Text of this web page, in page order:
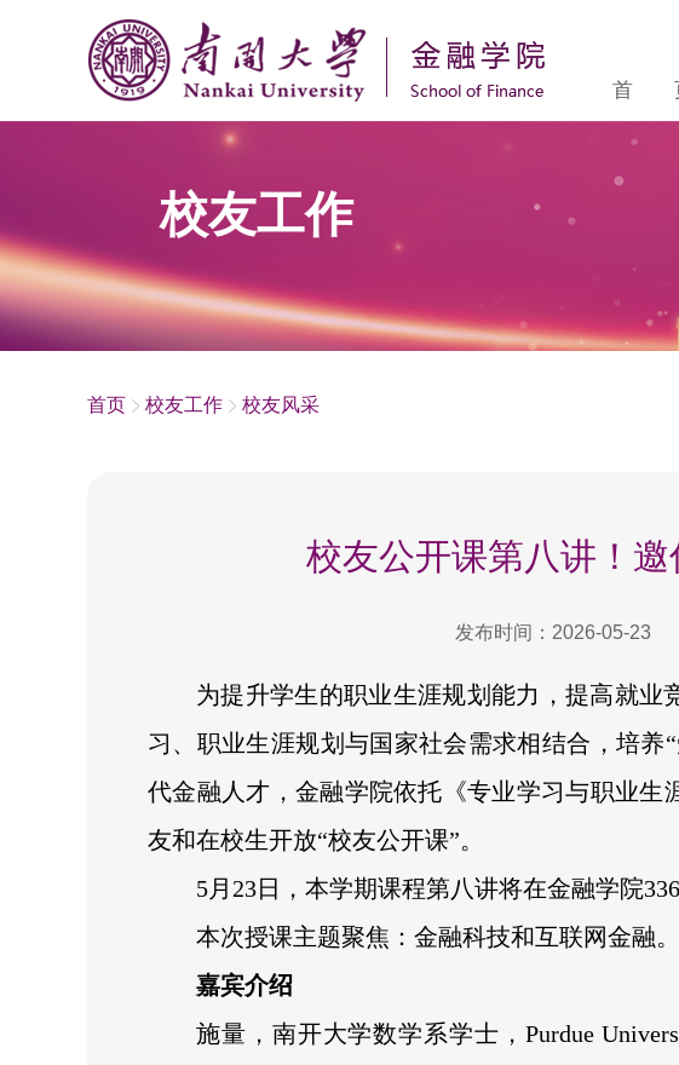
首
校友工作
首页 校友工作 校友风采
校友公开课第八讲！邀
发布时间：2026-05-23
为提升学生的职业生涯规划能力，提高就业
习、职业生涯规划与国家社会需求相结合，培养
代金融人才，金融学院依托《专业学习与职业生
友和在校生开放“校友公开课”。
5月23日，本学期课程第八讲将在金融学院
本次授课主题聚焦：金融科技和互联网金融。
嘉宾介绍
施量，南开大学数学系学士，Purdue